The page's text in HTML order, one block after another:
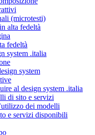
(microtesti)
alta fedeltà
fedeltà
system .italia
system
al design system .italia
di sito e servizi
dei modelli
e servizi disponibili